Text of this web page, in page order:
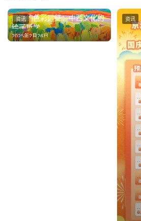
晨晓的色彩远征：中西文化的
绘画哲学
2025年2月26日
资讯 资讯